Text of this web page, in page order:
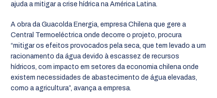
ajuda a mitigar a crise hídrica na América Latina.
A obra da Guacolda Energia, empresa Chilena que gere a
Central Termoeléctrica onde decorre o projeto, procura
“mitigar os efeitos provocados pela seca, que tem levado a um
racionamento da água devido à escassez de recursos
hídricos, com impacto em setores da economia chilena onde
existem necessidades de abastecimento de água elevadas,
como a agricultura”, avança a empresa.